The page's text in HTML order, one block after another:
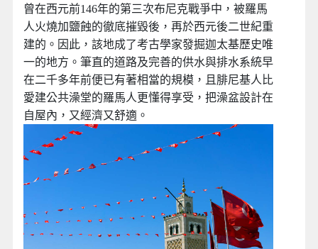
曾在西元前146年的第三次布尼克戰爭中，被羅馬
人火燒加鹽蝕的徹底摧毀後，再於西元後二世紀重
建的。因此，該地成了考古學家發掘迦太基歷史唯
一的地方。筆直的道路及完善的供水與排水系統早
在二千多年前便已有著相當的規模，且腓尼基人比
愛建公共澡堂的羅馬人更懂得享受，把澡盆設計在
自屋內，又經濟又舒適。